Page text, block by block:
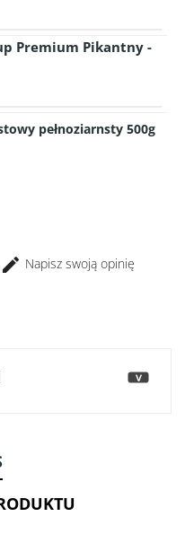
Premium Pikantny -
pełnoziarnsty 500g
Napisz swoją opinię
>